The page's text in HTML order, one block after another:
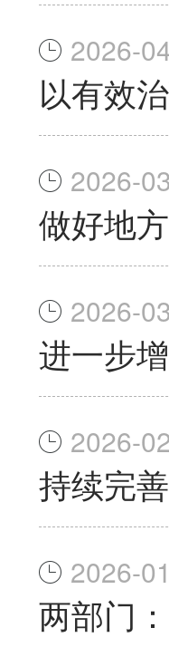
2026-
以有效
2026-
做好地
2026-
进一步
2026-
持续完
2026-
两部门